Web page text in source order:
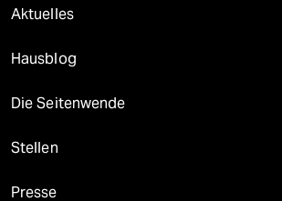
Aktuelles
Hausblog
Die Seitenwende
Stellen
Presse